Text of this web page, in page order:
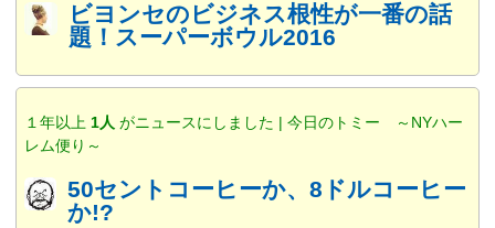
ビヨンセのビジネス根性が一番の話
題！スーパーボウル2016
１年以上 1人 がニュースにしました | 今日のトミー ～NYハー
レム便り～
50セントコーヒーか、8ドルコーヒー
か!?